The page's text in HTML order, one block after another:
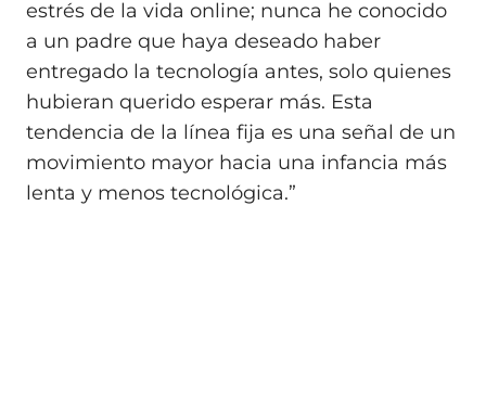
estrés de la vida online; nunca he conocido
a un padre que haya deseado haber
entregado la tecnología antes, solo quienes
hubieran querido esperar más. Esta
tendencia de la línea fija es una señal de un
movimiento mayor hacia una infancia más
lenta y menos tecnológica.”